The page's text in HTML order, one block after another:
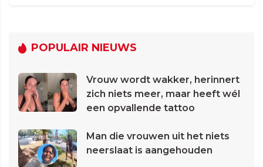
POPULAIR NIEUWS
Vrouw wordt wakker, herinnert
zich niets meer, maar heeft wél
een opvallende tattoo
Man die vrouwen uit het niets
neerslaat is aangehouden